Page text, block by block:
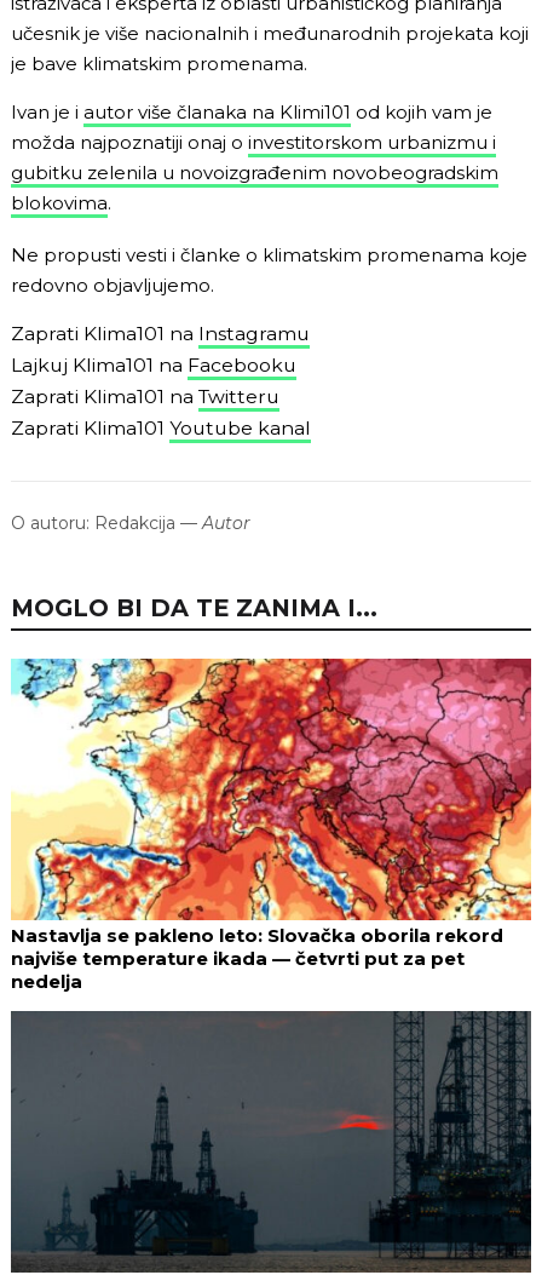
učesnik je više nacionalnih i međunarodnih projekata koji
je bave klimatskim promenama.
Ivan je i autor više članaka na Klimi101 od kojih vam je
možda najpoznatiji onaj o investitorskom urbanizmu i
gubitku zelenila u novoizgrađenim novobeogradskim
blokovima.
Ne propusti vesti i članke o klimatskim promenama koje
redovno objavljujemo.
Zaprati Klima101 na Instagramu
Lajkuj Klima101 na Facebooku
Zaprati Klima101 na Twitteru
Zaprati Klima101 Youtube kanal
O autoru: Redakcija —Autor
MOGLO BI DA TE ZANIMA I...
Nastavlja se pakleno leto: Slovačka oborila rekord
najviše temperature ikada — četvrti put za pet
nedelja